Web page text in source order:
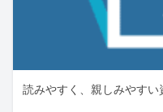
読みやすく、親しみやすい